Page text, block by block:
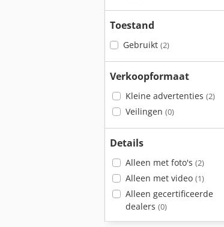
Toestand
Gebruikt (2)
Verkoopformaat
Kleine advertenties (2)
Veilingen (0)
Details
Alleen met foto's (2)
Alleen met video (1)
Alleen gecertificeerde
dealers (0)